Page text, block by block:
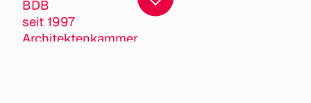
BDB
seit 1997
Architektenkammer